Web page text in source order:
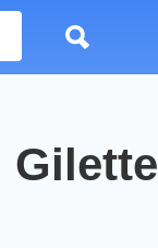
Gilette